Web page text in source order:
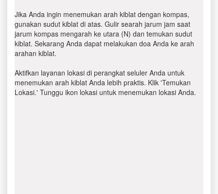
Jika Anda ingin menemukan arah kiblat dengan kompas,
gunakan sudut kiblat di atas. Gulir searah jarum jam saat
jarum kompas mengarah ke utara (N) dan temukan sudut
kiblat. Sekarang Anda dapat melakukan doa Anda ke arah
arahan kiblat.
Aktifkan layanan lokasi di perangkat seluler Anda untuk
menemukan arah kiblat Anda lebih praktis. Klik 'Temukan
Lokasi.' Tunggu ikon lokasi untuk menemukan lokasi Anda.